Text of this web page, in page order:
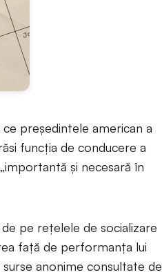
președintele american a
funcția de conducere a
și necesară în
pe rețelele de socializare
față de performanța lui
anonime consultate de